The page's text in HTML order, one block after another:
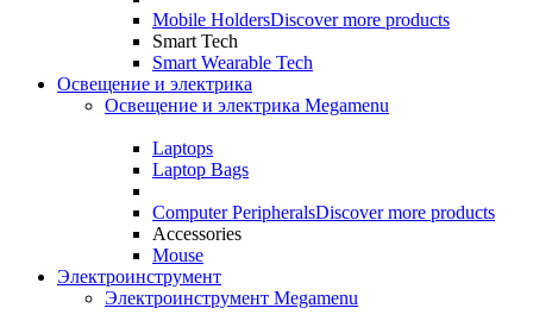
Mobile HoldersDiscover more products
Smart Tech
Smart Wearable Tech
Освещение и электрика
Освещение и электрика Megamenu
Laptops
Laptop Bags
Computer PeripheralsDiscover more products
Accessories
Mouse
Электроинструмент
Электроинструмент Megamenu